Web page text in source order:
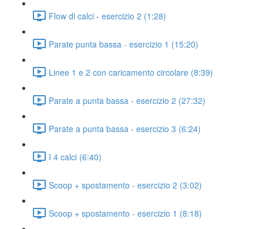
Flow di calci - esercizio 2 (1:28)
Parate punta bassa - esercizio 1 (15:20)
Linee 1 e 2 con caricamento circolare (8:39)
Parate a punta bassa - esercizio 2 (27:32)
Parate a punta bassa - esercizio 3 (6:24)
I 4 calci (6:40)
Scoop + spostamento - esercizio 2 (3:02)
Scoop + spostamento - esercizio 1 (8:18)